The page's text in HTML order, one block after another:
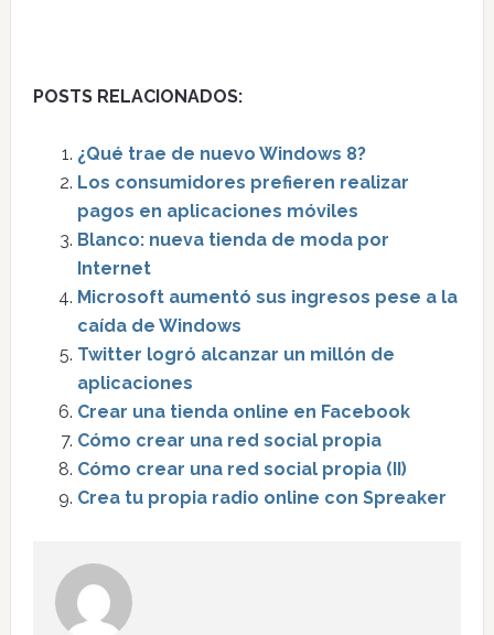
POSTS RELACIONADOS:
¿Qué trae de nuevo Windows 8?
Los consumidores prefieren realizar
pagos en aplicaciones móviles
Blanco: nueva tienda de moda por
Internet
Microsoft aumentó sus ingresos pese a la
caída de Windows
Twitter logró alcanzar un millón de
aplicaciones
Crear una tienda online en Facebook
Cómo crear una red social propia
Cómo crear una red social propia (II)
Crea tu propia radio online con Spreaker